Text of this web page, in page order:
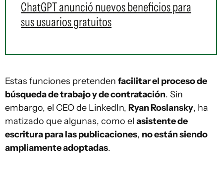
ChatGPT anunció nuevos beneficios para
sus usuarios gratuitos
Estas funciones pretenden facilitar el proceso de
búsqueda de trabajo y de contratación. Sin
embargo, el CEO de LinkedIn, Ryan Roslansky, ha
matizado que algunas, como el asistente de
escritura para las publicaciones, no están siendo
ampliamente adoptadas.